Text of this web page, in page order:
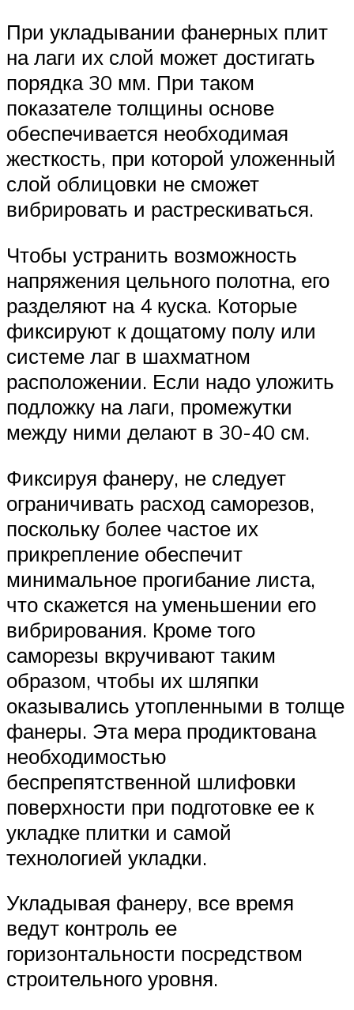
При укладывании фанерных плит
на лаги их слой может достигать
порядка 30 мм. При таком
показателе толщины основе
обеспечивается необходимая
жесткость, при которой уложенный
слой облицовки не сможет
вибрировать и растрескиваться.
Чтобы устранить возможность
напряжения цельного полотна, его
разделяют на 4 куска. Которые
фиксируют к дощатому полу или
системе лаг в шахматном
расположении. Если надо уложить
подложку на лаги, промежутки
между ними делают в 30-40 см.
Фиксируя фанеру, не следует
ограничивать расход саморезов,
поскольку более частое их
прикрепление обеспечит
минимальное прогибание листа,
что скажется на уменьшении его
вибрирования. Кроме того
саморезы вкручивают таким
образом, чтобы их шляпки
оказывались утопленными в толще
фанеры. Эта мера продиктована
необходимостью
беспрепятственной шлифовки
поверхности при подготовке ее к
укладке плитки и самой
технологией укладки.
Укладывая фанеру, все время
ведут контроль ее
горизонтальности посредством
строительного уровня.